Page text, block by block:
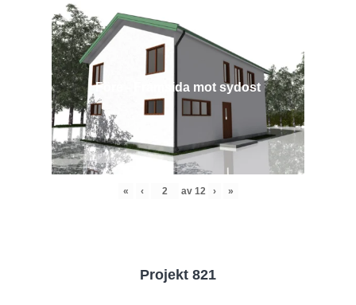
Före - Framsida mot sydost
« ‹ av 12 › »
Projekt 821